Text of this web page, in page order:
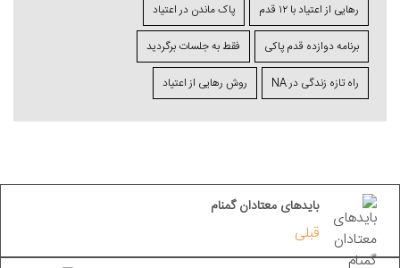
رهایی از اعتیاد با ۱۲ قدم پاک ماندن در اعتیاد
برنامه دوازده قدم پاکی فقط به جلسات برگردید
راه تازه زندگی در NA روش رهایی از اعتیاد
بایدهای معتادان گمنام
قبلی